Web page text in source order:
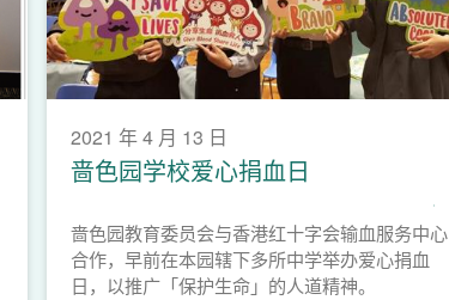
2021 年 4 月 13 日
啬色园学校爱心捐血日
啬色园教育委员会与香港红十字会输血服务中心
合作，早前在本园辖下多所中学举办爱心捐血
日，以推广「保护生命」的人道精神。